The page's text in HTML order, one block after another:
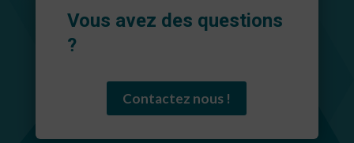
Vous avez des questions
?
Contactez nous !